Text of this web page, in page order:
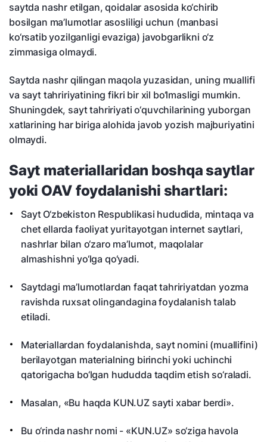
saytda nashr etilgan, qoidalar asosida ko‘chirib
bosilgan ma’lumotlar asosliligi uchun (manbasi
ko‘rsatib yozilganligi evaziga) javobgarlikni o‘z
zimmasiga olmaydi.
Saytda nashr qilingan maqola yuzasidan, uning muallifi
va sayt tahririyatining fikri bir xil bo‘lmasligi mumkin.
Shuningdek, sayt tahririyati o‘quvchilarining yuborgan
xatlarining har biriga alohida javob yozish majburiyatini
olmaydi.
Sayt materiallaridan boshqa saytlar
yoki OAV foydalanishi shartlari:
Sayt O‘zbekiston Respublikasi hududida, mintaqa va
chet ellarda faoliyat yuritayotgan internet saytlari,
nashrlar bilan o‘zaro ma’lumot, maqolalar
almashishni yo‘lga qo‘yadi.
Saytdagi ma’lumotlardan faqat tahririyatdan yozma
ravishda ruxsat olingandagina foydalanish talab
etiladi.
Materiallardan foydalanishda, sayt nomini (muallifini)
berilayotgan materialning birinchi yoki uchinchi
qatorigacha bo‘lgan hududda taqdim etish so‘raladi.
Masalan, «Bu haqda KUN.UZ sayti xabar berdi».
Bu o‘rinda nashr nomi - «KUN.UZ» so‘ziga havola